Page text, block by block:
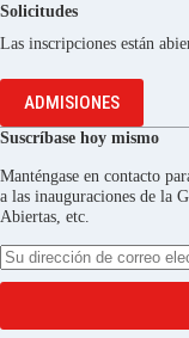
Solicitudes
Las inscripciones están
ADMISIONES
Suscríbase hoy mismo
Manténgase en contacto
a las inauguraciones de la
Abiertas, etc.